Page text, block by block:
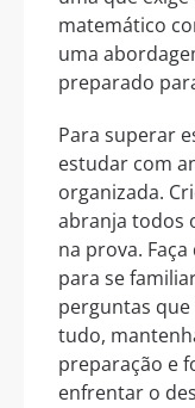
matemático
uma
preparado
Para superar
estudar com
organizada.
abranja todos
na prova.
para se
perguntas que
tudo,
preparação e
enfrentar o